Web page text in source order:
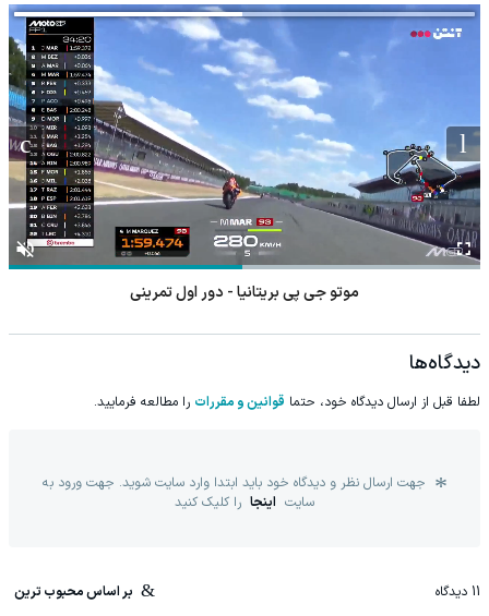
موتو جی پی بریتانیا - دور اول تمرینی
دیدگاه‌ها
لطفا قبل از ارسال دیدگاه خود، حتما قوانین و مقررات را مطالعه فرمایید.
جهت ارسال نظر و دیدگاه خود باید ابتدا وارد سایت شوید. جهت ورود به
سایت اینجا را کلیک کنید
11 دیدگاه بر اساس محبوب ترین